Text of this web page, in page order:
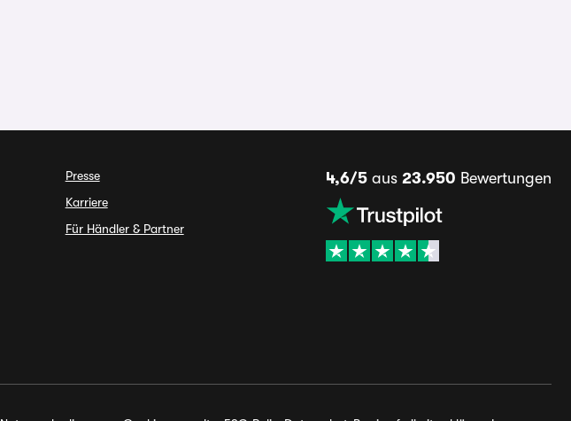
Presse
Karriere
Für Händler & Partner
4,6/5aus 23.950 Bewertungen